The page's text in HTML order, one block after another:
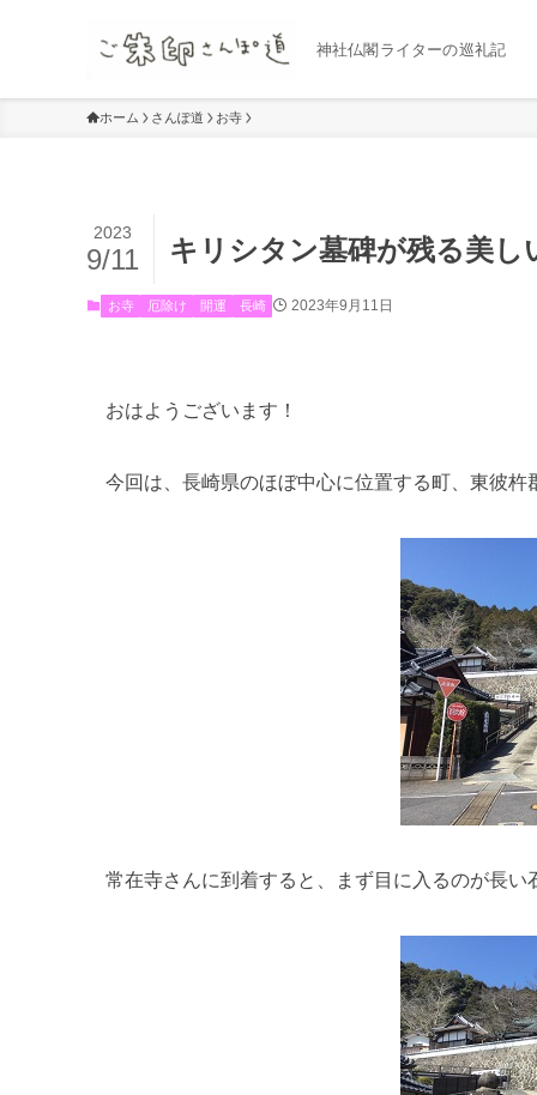
神社仏閣ライターの巡礼記
ホーム さんぽ道 お寺
キリシタン墓碑が残る美し
2023
9/11
お寺 厄除け 開運 長崎 2023年9月11日
おはようございます！
今回は、長崎県のほぼ中心に位置する町、東彼
常在寺さんに到着すると、まず目に入るのが長い